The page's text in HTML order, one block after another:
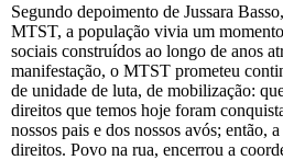
Segundo depoimento de Jussara
MTST, a população vivia um
sociais construídos ao longo de anos
manifestação, o MTST prometeu
de unidade de luta, de mobilização:
direitos que temos hoje foram
nossos pais e dos nossos avós; então,
direitos. Povo na rua, encerrou a